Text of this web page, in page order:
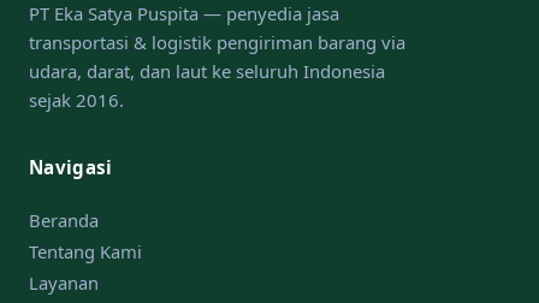
PT Eka Satya Puspita — penyedia jasa
transportasi & logistik pengiriman barang via
udara, darat, dan laut ke seluruh Indonesia
sejak 2016.
Navigasi
Beranda
Tentang Kami
Layanan